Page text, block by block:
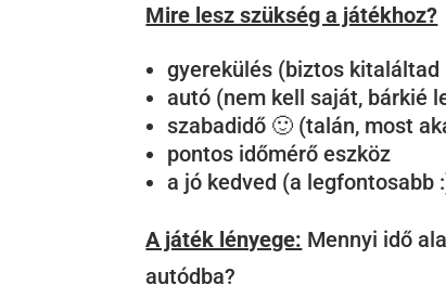
Mire lesz szükség a játékhoz?
gyerekülés (biztos kitaláltad
autó (nem kell saját, bárkié
szabadidő 🙂 (talán, most
pontos időmérő eszköz
a jó kedved (a legfontosabb
A játék lényege: Mennyi idő
autódba?